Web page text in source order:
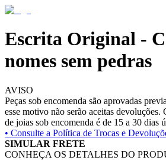
Escrita Original -
nomes sem pedras
AVISO
Peças sob encomenda são aprovadas
esse motivo não serão aceitas devoluções.
de joias sob encomenda é de 15 a 30 dias
• Consulte a Política de Trocas e
SIMULAR FRETE
CONHEÇA OS DETALHES DO